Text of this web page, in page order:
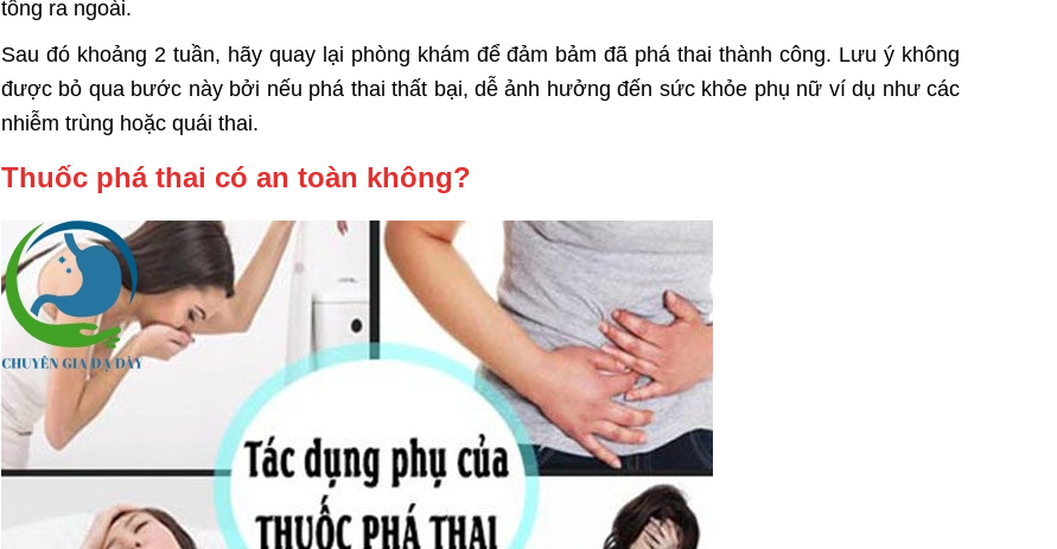
tống ra ngoài.
Sau đó khoảng 2 tuần, hãy quay lại phòng khám để đảm bảm đã phá thai thành công. Lưu ý không
được bỏ qua bước này bởi nếu phá thai thất bại, dễ ảnh hưởng đến sức khỏe phụ nữ ví dụ như các
nhiễm trùng hoặc quái thai.
Thuốc phá thai có an toàn không?